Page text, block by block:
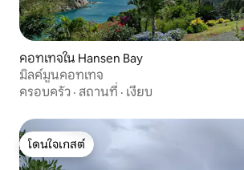
ช่วยเรื่องเตียงนอนเล่นหรือเตียงเด็กอ่อน
คาร์ซีทและของเล่นอื่นๆได้ หากต้องการ
สิ่งของเหล่านี้ล่วงหน้าก็บอกเราได้เลยเราจะ
ได้เตรียมของเหล่านี้ไว้ให้
คอทเทจใน Hansen Bay
มิลค์มูนคอทเทจ
ครอบครัว · สถานที่ · เงียบ
โดนใจเกสต์
โดนใจเกสต์